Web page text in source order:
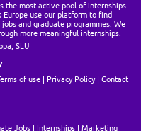
the most active pool of internships
Europe use our platform to find
and graduate programmes. We
more meaningful internships.
SLU
of use Privacy Policy
Contact
Jobs Internships Marketing